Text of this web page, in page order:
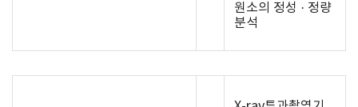
원소의 정성 · 정량
분석